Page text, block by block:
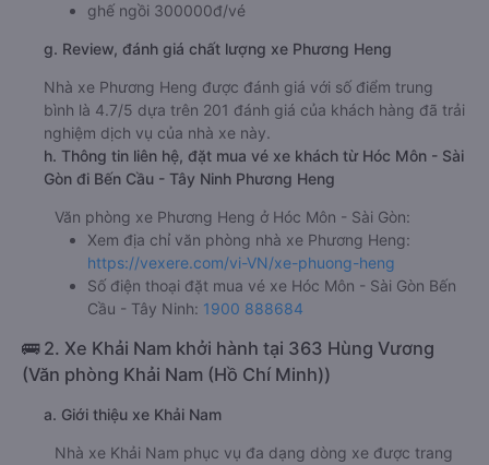
ghế ngồi 300000đ/vé
g. Review, đánh giá chất lượng xe Phương Heng
Nhà xe Phương Heng được đánh giá với số điểm trung
bình là 4.7/5 dựa trên 201 đánh giá của khách hàng đã trải
nghiệm dịch vụ của nhà xe này.
h. Thông tin liên hệ, đặt mua vé xe khách từ Hóc Môn - Sài
Gòn đi Bến Cầu - Tây Ninh Phương Heng
Văn phòng xe Phương Heng ở Hóc Môn - Sài Gòn:
Xem địa chỉ văn phòng nhà xe Phương Heng:
https://vexere.com/vi-VN/xe-phuong-heng
Số điện thoại đặt mua vé xe Hóc Môn - Sài Gòn Bến
Cầu - Tây Ninh: 1900 888684
🚌 2. Xe Khải Nam khởi hành tại 363 Hùng Vương
(Văn phòng Khải Nam (Hồ Chí Minh))
a. Giới thiệu xe Khải Nam
Nhà xe Khải Nam phục vụ đa dạng dòng xe được trang